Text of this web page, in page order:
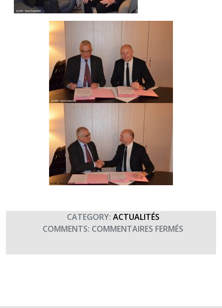
CATEGORY: ACTUALITÉS
COMMENTS: COMMENTAIRES FERMÉS
VOUS